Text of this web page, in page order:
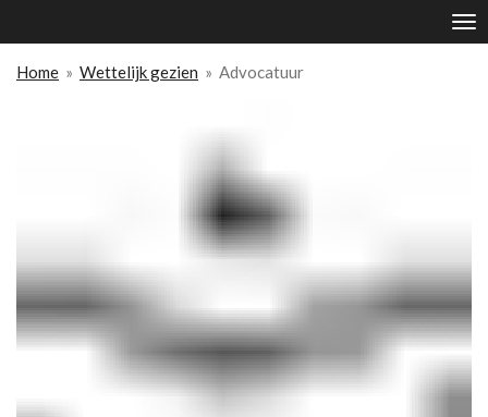
direct
naar
Home » Wettelijk gezien » Advocatuur